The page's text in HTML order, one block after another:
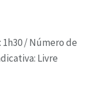
1h30 /Número de
Livre